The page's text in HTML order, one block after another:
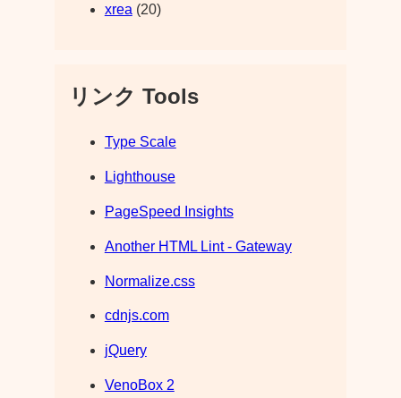
xrea (20)
リンク Tools
Type Scale
Lighthouse
PageSpeed Insights
Another HTML Lint - Gateway
Normalize.css
cdnjs.com
jQuery
VenoBox 2